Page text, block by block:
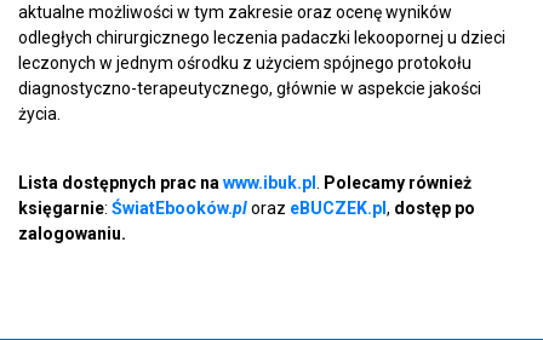
aktualne możliwości w tym zakresie oraz ocenę wyników
odległych chirurgicznego leczenia padaczki lekoopornej u dzieci
leczonych w jednym ośrodku z użyciem spójnego protokołu
diagnostyczno-terapeutycznego, głównie w aspekcie jakości
życia.
Lista dostępnych prac na www.ibuk.pl
Polecamy również
księgarnie: ŚwiatEbooków.ploraz eBUCZEK.pl , dostęp po
zalogowaniu.